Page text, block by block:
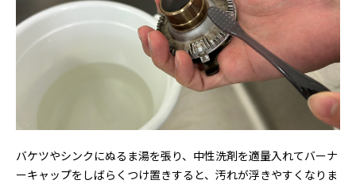
バケツやシンクにぬるま湯を張り、中性洗剤を適量入れてバーナ
ーキャップをしばらくつけ置きすると、汚れが浮きやすくなりま